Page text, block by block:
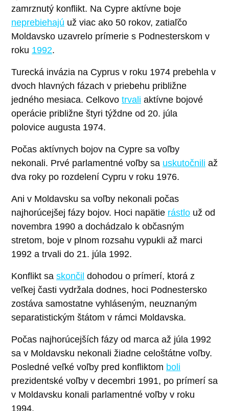
zamrznutý konflikt. Na Cypre aktívne boje
neprebiehajú už viac ako 50 rokov, zatiaľčo
Moldavsko uzavrelo prímerie s Podnesterskom v
roku 1992.
Turecká invázia na Cyprus v roku 1974 prebehla v
dvoch hlavných fázach v priebehu približne
jedného mesiaca. Celkovo trvali aktívne bojové
operácie približne štyri týždne od 20. júla
polovice augusta 1974.
Počas aktívnych bojov na Cypre sa voľby
nekonali. Prvé parlamentné voľby sa uskutočnili až
dva roky po rozdelení Cypru v roku 1976.
Ani v Moldavsku sa voľby nekonali počas
najhorúcejšej fázy bojov. Hoci napätie rástlo už od
novembra 1990 a dochádzalo k občasným
stretom, boje v plnom rozsahu vypukli až marci
1992 a trvali do 21. júla 1992.
Konflikt sa skončil dohodou o prímerí, ktorá z
veľkej časti vydržala dodnes, hoci Podnestersko
zostáva samostatne vyhláseným, neuznaným
separatistickým štátom v rámci Moldavska.
Počas najhorúcejších fázy od marca až júla 1992
sa v Moldavsku nekonali žiadne celoštátne voľby.
Posledné veľké voľby pred konfliktom boli
prezidentské voľby v decembri 1991, po prímerí sa
v Moldavsku konali parlamentné voľby v roku
1994.